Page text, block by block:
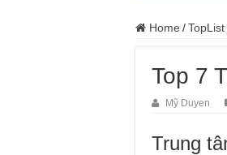
Home /TopList
Top 7
Mỹ Duyen
Trung